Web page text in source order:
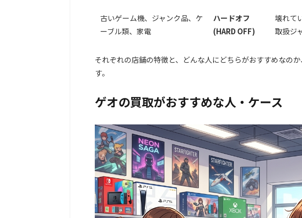
古いゲーム機、ジャンク品、ケ
ーブル類、家電
ハードオフ
(HARD OFF)
壊れて
取扱ジ
それぞれの店舗の特徴と、どんな人にどちらがおすすめなの
す。
ゲオの買取がおすすめな人・ケース